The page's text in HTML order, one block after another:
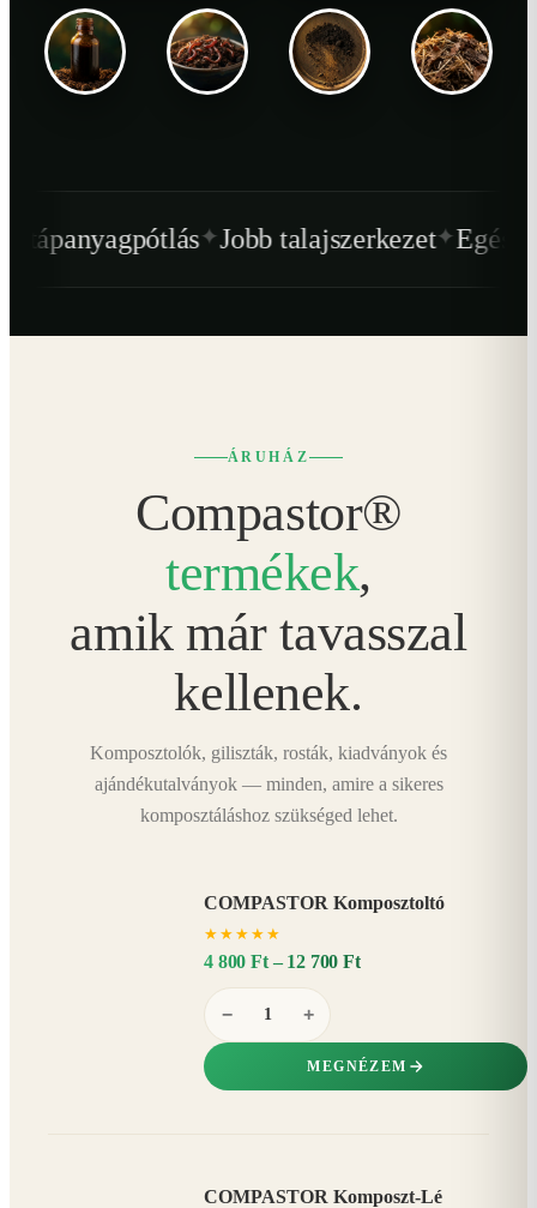
✦Jobb talajszerkezet✦Egészségesebb
ÁRUHÁZ
Compastor®
termékek,
amik már tavasszal
kellenek.
Komposztolók, giliszták, rosták, kiadványok és
ajándékutalványok — minden, amire a sikeres
komposztáláshoz szükséged lehet.
COMPASTOR Komposztoltó
★ ★ ★ ★ ★
4 800 Ft – 12 700 Ft
− +
MEGNÉZEM
COMPASTOR Komposzt-Lé